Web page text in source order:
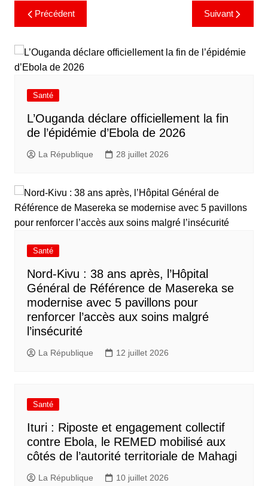
Précédent Suivant
Santé
L’Ouganda déclare officiellement la fin
de l’épidémie d’Ebola de 2026
La République 28 juillet 2026
Santé
Nord-Kivu : 38 ans après, l’Hôpital
Général de Référence de Masereka se
modernise avec 5 pavillons pour
renforcer l’accès aux soins malgré
l’insécurité
La République 12 juillet 2026
Santé
Ituri : Riposte et engagement collectif
contre Ebola, le REMED mobilisé aux
côtés de l’autorité territoriale de Mahagi
La République 10 juillet 2026